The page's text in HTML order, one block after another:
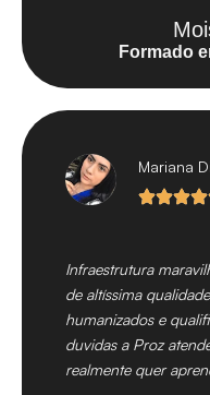
Formado
Mariana
Infraestrutura
de altíssima
humanizados e
duvidas a Proz
realmente quer